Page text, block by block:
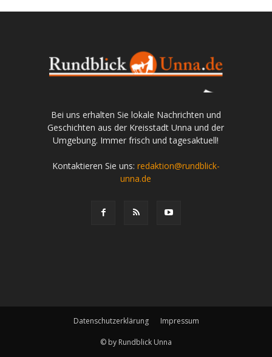
Bei uns erhalten Sie lokale Nachrichten und
Geschichten aus der Kreisstadt Unna und der
Umgebung. Immer frisch und tagesaktuell!
Kontaktieren Sie uns: redaktion@rundblick-
unna.de
Datenschutzerklärung Impressum
© by Rundblick Unna